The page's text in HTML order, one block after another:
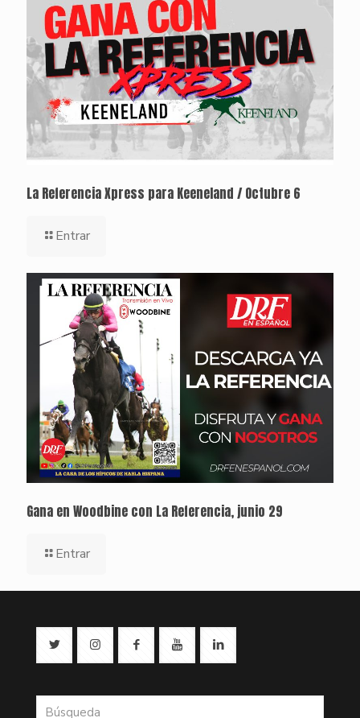
La Referencia Xpress para Keeneland / Octubre 6
Entrar
Gana en Woodbine con La Referencia, junio 29
Entrar